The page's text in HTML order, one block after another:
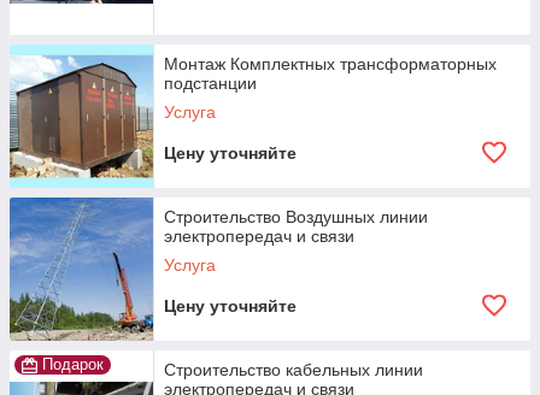
Монтаж Комплектных трансформаторных
подстанции
Услуга
Цену уточняйте
Строительство Воздушных линии
электропередач и связи
Услуга
Цену уточняйте
Подарок
Строительство кабельных линии
электропередач и связи